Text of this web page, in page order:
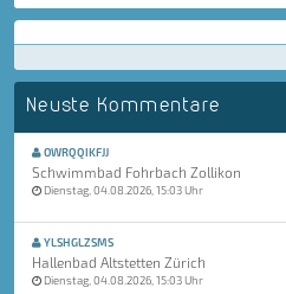
Neuste Kommentare
OWRQQIKFJJ
Schwimmbad Fohrbach Zollikon
Dienstag, 04.08.2026, 15:03 Uhr
YLSHGLZSMS
Hallenbad Altstetten Zürich
Dienstag, 04.08.2026, 15:03 Uhr